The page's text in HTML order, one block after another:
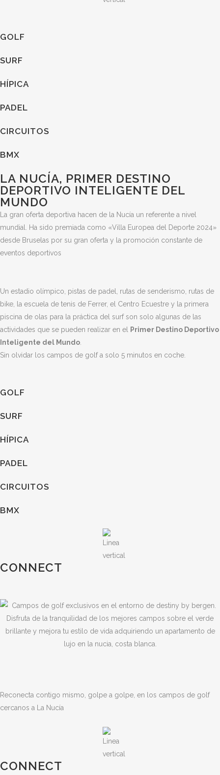
GOLF
SURF
HÍPICA
PADEL
CIRCUITOS
BMX
LA NUCÍA, PRIMER DESTINO
DEPORTIVO INTELIGENTE DEL
MUNDO
La gran oferta deportiva hacen de la Nucía un referente a nivel
mundial. Ha sido premiada como «Villa Europea del Deporte 2024»
desde Bruselas por su gran oferta y la promoción constante de
eventos deportivos
Un estadio olímpico, pistas de padel, rutas de senderismo, rutas de
bike, la escuela de tenis de Ferrer, el Centro Ecuestre y la primera
piscina de olas para la práctica del surf son solo algunas de las
actividades que se pueden realizar en el
Primer Destino Deportivo
Inteligente del Mundo
Sin olvidar los campos de golf a solo 5 minutos en coche.
GOLF
SURF
HÍPICA
PADEL
CIRCUITOS
BMX
CONNECT
Reconecta contigo mismo, golpe a golpe, en los campos de golf
cercanos a La Nucía
CONNECT